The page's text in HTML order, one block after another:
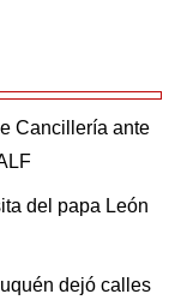
Cancillería ante
del papa León
dejó calles